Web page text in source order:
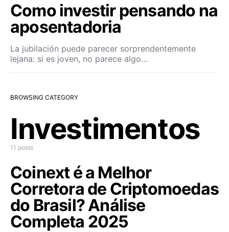
Como investir pensando na
aposentadoria
La jubilación puede parecer sorprendentemente
lejana: si es joven, no parece algo…
BROWSING CATEGORY
Investimentos
11 posts
Coinext é a Melhor
Corretora de Criptomoedas
do Brasil? Análise
Completa 2025